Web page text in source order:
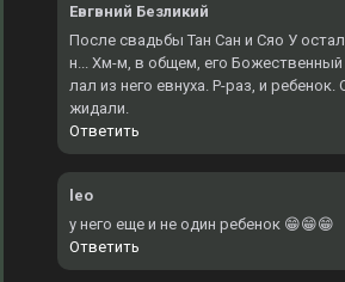
Евгвний Безликий
После свадьбы Тан Сан и Сяо У
н... Хм-м, в общем, его Божественный
лал из него евнуха. Р-раз, и ребенок.
жидали.
Ответить
leo
у него еще и не один ребенок 😁😁😁
Ответить